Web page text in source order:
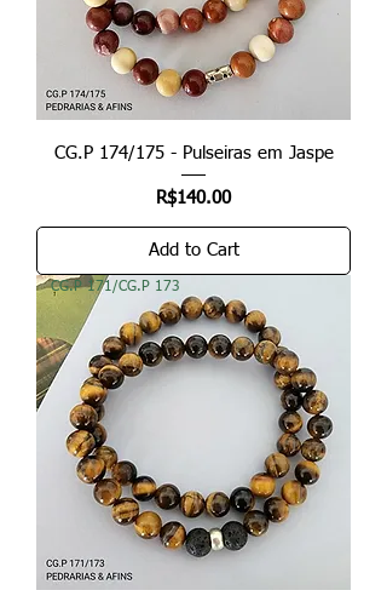
CG.P 174/175 - Pulseiras em Jaspe
Price
R$140.00
Add to Cart
CG.P 171/CG.P 173